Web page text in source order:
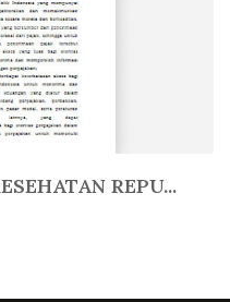
REPU...